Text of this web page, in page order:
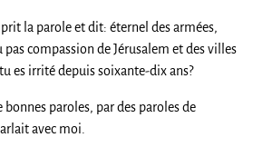
la parole et dit: éternel des armées,
pas compassion de Jérusalem et des villes
es irrité depuis soixante-dix ans?
bonnes paroles, par des paroles de
avec moi.